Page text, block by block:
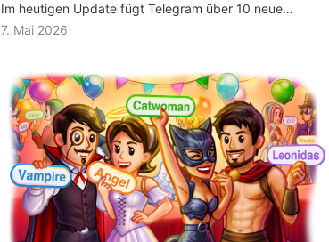
Im heutigen Update fügt Telegram über 10 neue…
7. Mai 2026